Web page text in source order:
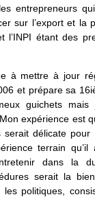
entrepreneurs
sur l’export et la
l’INPI étant des
à mettre à jour
et prépare sa
guichets
expérience est
serait délicate
terrain
dans la
serait la
politiques,